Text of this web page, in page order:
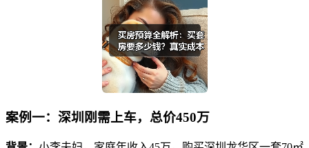
案例一：深圳刚需上车，总价450万